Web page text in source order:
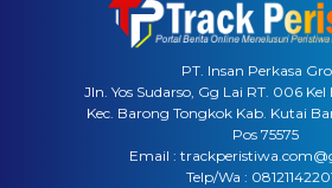
PT. Insan Perkasa
Jln. Yos Sudarso, Gg Lai RT. 006
Kec. Barong Tongkok Kab. Kutai
Pos 75575
Email :
Telp/Wa :